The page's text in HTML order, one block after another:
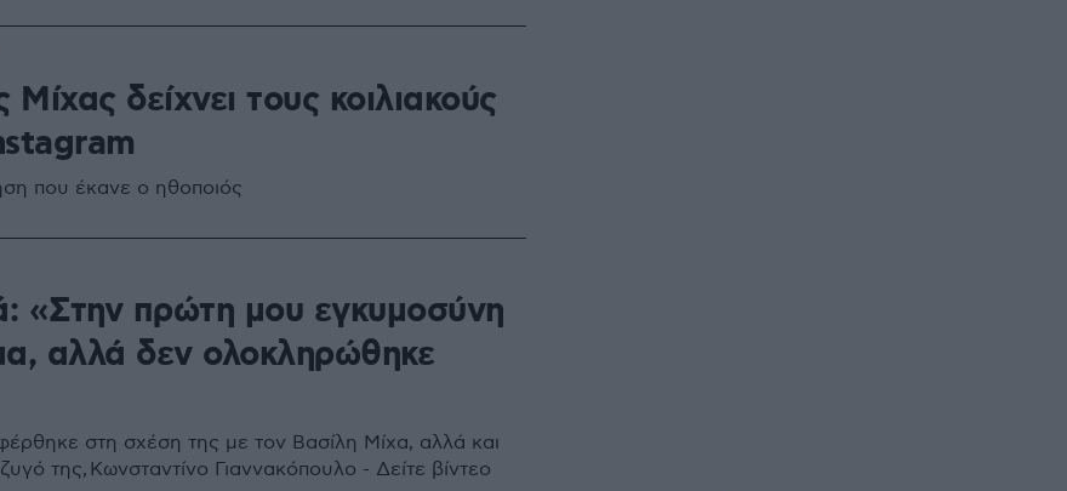
δείχνει τους κοιλιακούς
που έκανε ο ηθοποιός
«Στην πρώτη μου εγκυμοσύνη
αλλά δεν ολοκληρώθηκε
στη σχέση της με τον Βασίλη Μίχα, αλλά και
της, Κωνσταντίνο Γιαννακόπουλο - Δείτε βίντεο